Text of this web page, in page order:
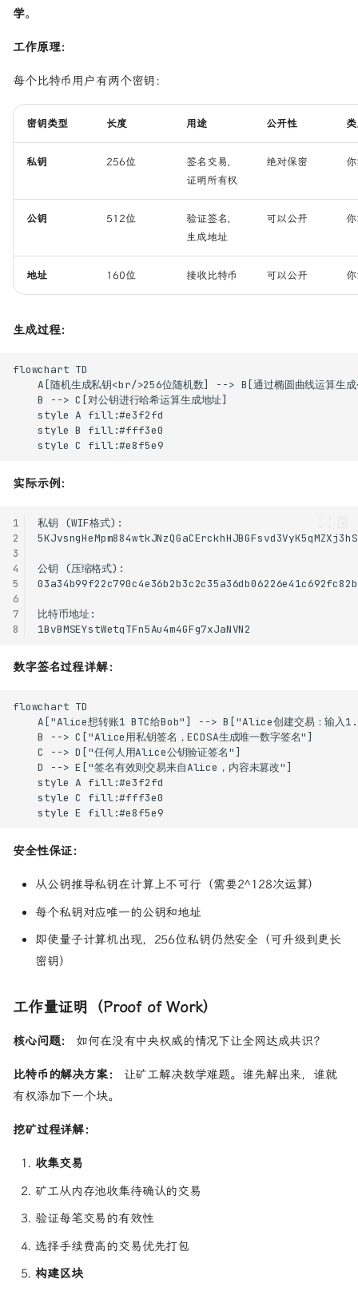
学。
工作原理：
每个比特币用户有两个密钥：
密钥类型 长度 用途 公开性
私钥 256位
签名交易，
证明所有权
绝对保密
公钥 512位
验证签名，
生成地址
可以公开
地址 160位 接收比特币 可以公开
生成过程：
flowchart TD
A[随机生成私钥<br/>256位随机数] --> B[通过椭圆曲线运算生成
    B --> C[对公钥进行哈希运算生成地址]
    style A fill:#e3f2fd
    style B fill:#fff3e0
    style C fill:#e8f5e9
实际示例：
1
2
3
4
5
6
7
8
数字签名过程详解：
flowchart TD
A["Alice想转账1 BTC给Bob"] --> B["Alice创建交易：输入
    B --> C["Alice用私钥签名，ECDSA生成唯一数字签名"]
    C --> D["任何人用Alice公钥验证签名"]
    D --> E["签名有效则交易来自Alice，内容未篡改"]
    style A fill:#e3f2fd
    style C fill:#fff3e0
    style E fill:#e8f5e9
安全性保证：
从公钥推导私钥在计算上不可行（需要2^128次运算）
每个私钥对应唯一的公钥和地址
即使量子计算机出现，256位私钥仍然安全（可升级到更长
密钥）
工作量证明（Proof of Work）
核心问题： 如何在没有中央权威的情况下让全网达成共识？
比特币的解决方案：
让矿工解决数学难题。谁先解出来，谁就
有权添加下一个块。
挖矿过程详解：
收集交易
矿工从内存池收集待确认的交易
验证每笔交易的有效性
选择手续费高的交易优先打包
构建区块